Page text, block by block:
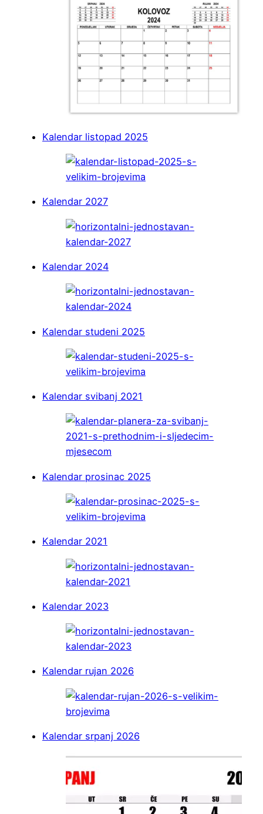
Kalendar listopad 2025
Kalendar 2027
Kalendar 2024
Kalendar studeni 2025
Kalendar svibanj 2021
Kalendar prosinac 2025
Kalendar 2021
Kalendar 2023
Kalendar rujan 2026
Kalendar srpanj 2026